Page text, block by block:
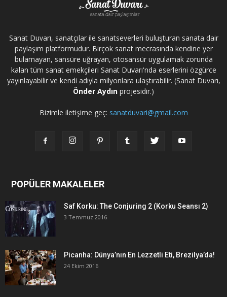
Sanat Duvarı, sanatçılar ile sanatseverleri buluşturan sanata dair
paylaşım platformudur. Birçok sanat mecrasında kendine yer
bulamayan, sansüre uğrayan, otosansür uygulamak zorunda
kalan tüm sanat emekçileri Sanat Duvarı'nda eserlerini özgürce
yayınlayabilir ve kendi adıyla milyonlara ulaştırabilir. (Sanat Duvarı,
Önder Aydın projesidir.)
Bizimle iletişime geç: sanatduvari@gmail.com
POPÜLER MAKALELER
Saf Korku: The Conjuring 2 (Korku Seansı 2)
3 Temmuz 2016
Picanha: Dünya’nın En Lezzetli Eti, Brezilya’da!
24 Ekim 2016